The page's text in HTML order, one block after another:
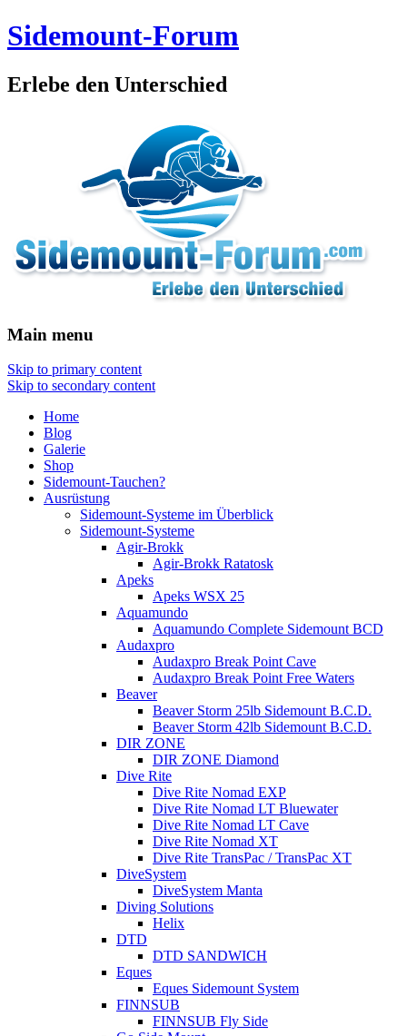
Sidemount-Forum
Erlebe den Unterschied
Main menu
Skip to primary content
Skip to secondary content
Home
Blog
Galerie
Shop
Sidemount-Tauchen?
Ausrüstung
Sidemount-Systeme im Überblick
Sidemount-Systeme
Agir-Brokk
Agir-Brokk Ratatosk
Apeks
Apeks WSX 25
Aquamundo
Aquamundo Complete Sidemount BCD
Audaxpro
Audaxpro Break Point Cave
Audaxpro Break Point Free Waters
Beaver
Beaver Storm 25lb Sidemount B.C.D.
Beaver Storm 42lb Sidemount B.C.D.
DIR ZONE
DIR ZONE Diamond
Dive Rite
Dive Rite Nomad EXP
Dive Rite Nomad LT Bluewater
Dive Rite Nomad LT Cave
Dive Rite Nomad XT
Dive Rite TransPac / TransPac XT
DiveSystem
DiveSystem Manta
Diving Solutions
Helix
DTD
DTD SANDWICH
Eques
Eques Sidemount System
FINNSUB
FINNSUB Fly Side